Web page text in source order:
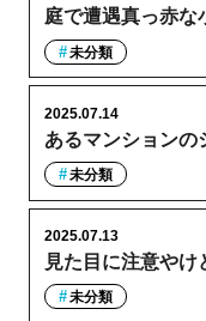
庭で遭遇真っ赤な
未分類
あるマンションの
2025.07.14
未分類
見た目に注意やけ
2025.07.13
未分類